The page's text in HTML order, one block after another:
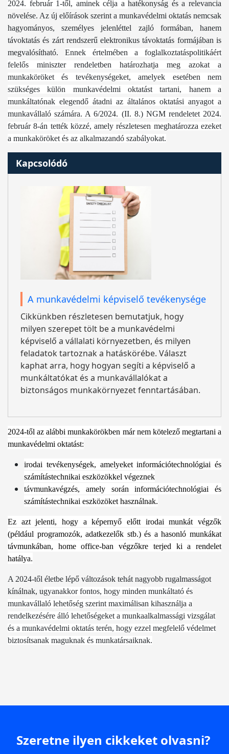
2024. február 1-től, aminek célja ahatékonyság és a relevancia
növelése. Az új előírások szerint a munkavédelmi oktatás nemcsak
hagyományos, személyes jelenléttel zajló formában, hanem
távoktatás és zárt rendszerű elektronikus távoktatás formájában is
megvalósítható. Ennek értelmében a foglalkoztatáspolitikáért
felelős miniszter rendeletben határozhatja meg azokat a
munkaköröket és tevékenységeket, amelyek esetében nem
szükséges külön munkavédelmi oktatást tartani, hanem a
munkáltatónak elegendő átadni az általános oktatási anyagot a
munkavállaló számára. A 6/2024. (II. 8.) NGM rendeletet 2024.
február 8-án tették közzé, amely részletesen meghatározza ezeket
a munkaköröket és az alkalmazandó szabályokat.
Kapcsolódó
A munkavédelmi képviselő tevékenysége
Cikkünkben részletesen bemutatjuk, hogy
milyen szerepet tölt be a munkavédelmi
képviselő a vállalati környezetben, és milyen
feladatok tartoznak a hatáskörébe. Választ
kaphat arra, hogy hogyan segíti a képviselő a
munkáltatókat és a munkavállalókat a
biztonságos munkakörnyezet fenntartásában.
2024-től az alábbi munkakörökben már nem kötelező megtartani a
munkavédelmi oktatást:
irodai tevékenységek, amelyeket információtechnológiai és
számítástechnikai eszközökkel végeznek
távmunkavégzés, amely során információtechnológiai és
számítástechnikai eszközöket használnak.
Ez azt jelenti, hogy a képernyő előtt irodai munkát végzők
(például programozók, adatkezelők stb.) és a hasonló munkákat
távmunkában, home office-ban végzőkre terjed ki a rendelet
hatálya.
A 2024-től életbe lépő változások tehát nagyobb rugalmasságot
kínálnak, ugyanakkor fontos, hogy minden munkáltató és
munkavállaló lehetőség szerint maximálisan kihasználja a
rendelkezésére álló lehetőségeket a munkaalkalmassági vizsgálat
és a munkavédelmi oktatás terén, hogy ezzel megfelelő védelmet
biztosítsanak maguknak és munkatársaiknak.
Szeretne ilyen cikkeket olvasni?